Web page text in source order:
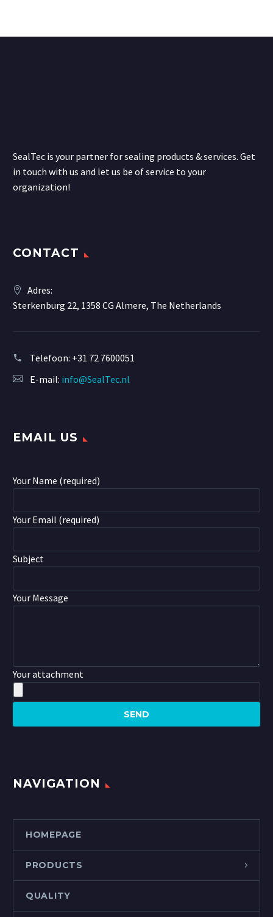
SealTec is your partner for sealing products & services. Get
in touch with us and let us be of service to your
organization!
CONTACT
Adres:
Sterkenburg 22, 1358 CG Almere, The Netherlands
Telefoon: +31 72 7600051
E-mail: info@SealTec.nl
EMAIL US
Your Name (required)
Your Email (required)
Subject
Your Message
Your attachment
NAVIGATION
HOMEPAGE
PRODUCTS
QUALITY